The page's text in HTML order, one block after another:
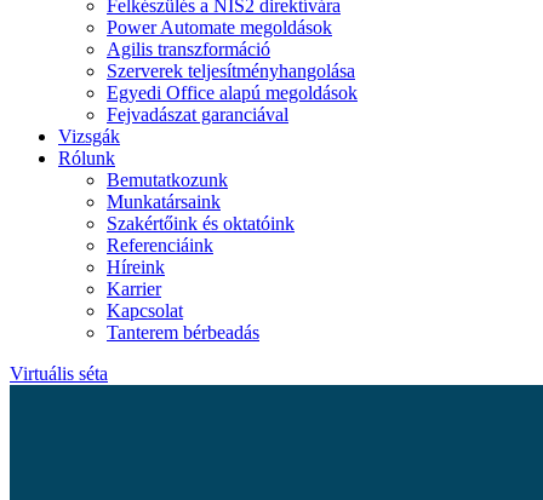
Felkészülés a NIS2 direktívára
Power Automate megoldások
Agilis transzformáció
Szerverek teljesítményhangolása
Egyedi Office alapú megoldások
Fejvadászat garanciával
Vizsgák
Rólunk
Bemutatkozunk
Munkatársaink
Szakértőink és oktatóink
Referenciáink
Híreink
Karrier
Kapcsolat
Tanterem bérbeadás
Virtuális séta